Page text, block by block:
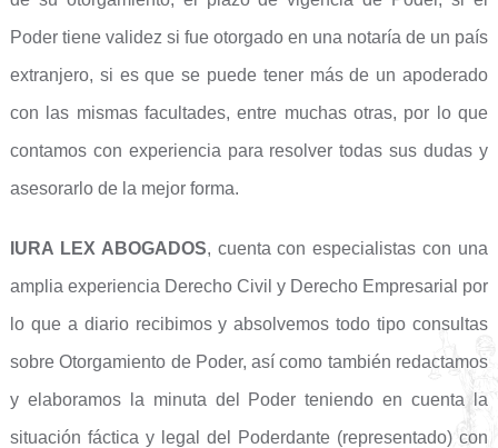
Poder tiene validez si fue otorgado en una notaría de un país
extranjero, si es que se puede tener más de un apoderado
con las mismas facultades, entre muchas otras, por lo que
contamos con experiencia para resolver todas sus dudas y
asesorarlo de la mejor forma.
IURA LEX ABOGADOS, cuenta con especialistas con una
amplia experiencia Derecho Civil y Derecho Empresarial por
lo que a diario recibimos y absolvemos todo tipo consultas
sobre Otorgamiento de Poder, así como también redactamos
y elaboramos la minuta del Poder teniendo en cuenta la
situación fáctica y legal del Poderdante (representado) con